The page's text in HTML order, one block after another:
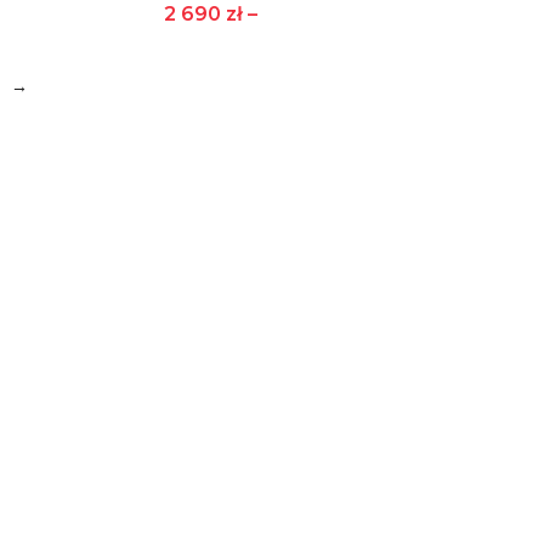
2 690 zł –
→